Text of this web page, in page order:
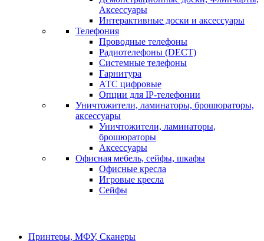
Аксессуары
Интерактивные доски и аксессуары
Телефония
Проводные телефоны
Радиотелефоны (DECT)
Системные телефоны
Гарнитура
АТС цифровые
Опции для IP-телефонии
Уничтожители, ламинаторы, брошюраторы,
аксессуары
Уничтожители, ламинаторы,
брошюраторы
Аксессуары
Офисная мебель, сейфы, шкафы
Офисные кресла
Игровые кресла
Сейфы
Принтеры, МФУ, Сканеры